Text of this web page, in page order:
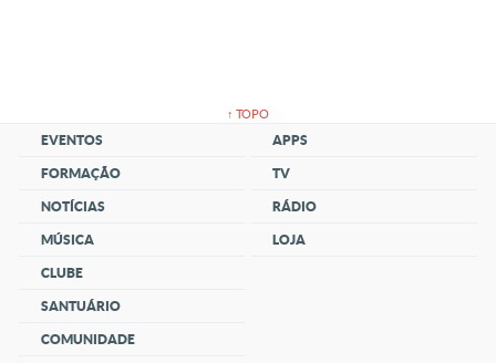
↑ TOPO
EVENTOS
FORMAÇÃO
NOTÍCIAS
MÚSICA
CLUBE
SANTUÁRIO
COMUNIDADE
APPS
TV
RÁDIO
LOJA